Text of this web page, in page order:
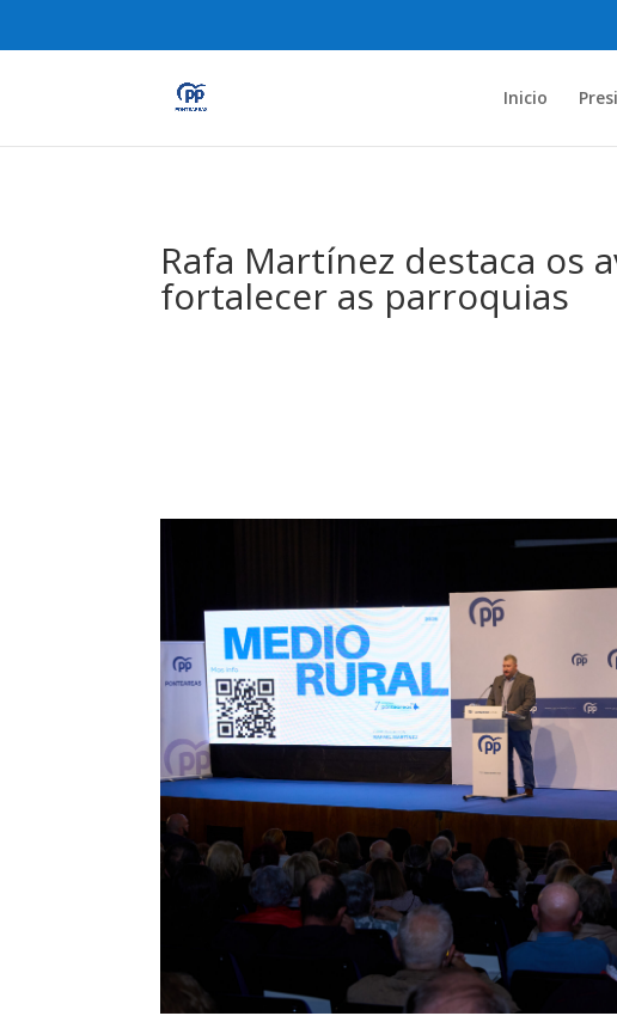
Inicio
Rafa Martínez destaca os
fortalecer as parroquias